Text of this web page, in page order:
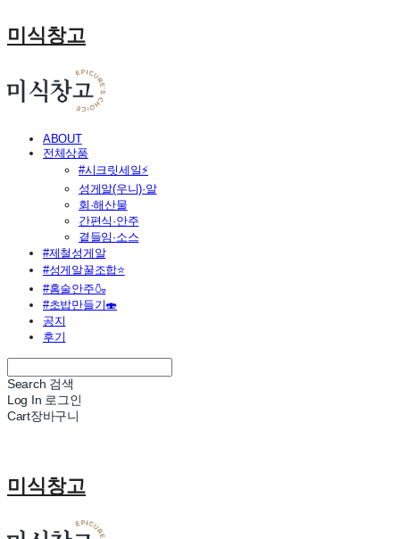
미식창고
ABOUT
전체상품
#시크릿세일⚡
성게알(우니)·알
회·해산물
간편식·안주
곁들임·소스
#제철성게알
#성게알꿀조합⭐
#홈술안주🍶
#초밥만들기🍣
공지
후기
Search 검색
Log In 로그인
Cart장바구니
미식창고